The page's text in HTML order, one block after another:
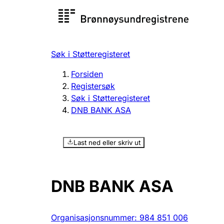
Registersøk
Registrere, endre, slette
Søk i Støtteregisteret
Forsiden
Registersøk
Søk i Støtteregisteret
DNB BANK ASA
Last ned eller skriv ut
DNB BANK ASA
Organisasjonsnummer: 984 851 006